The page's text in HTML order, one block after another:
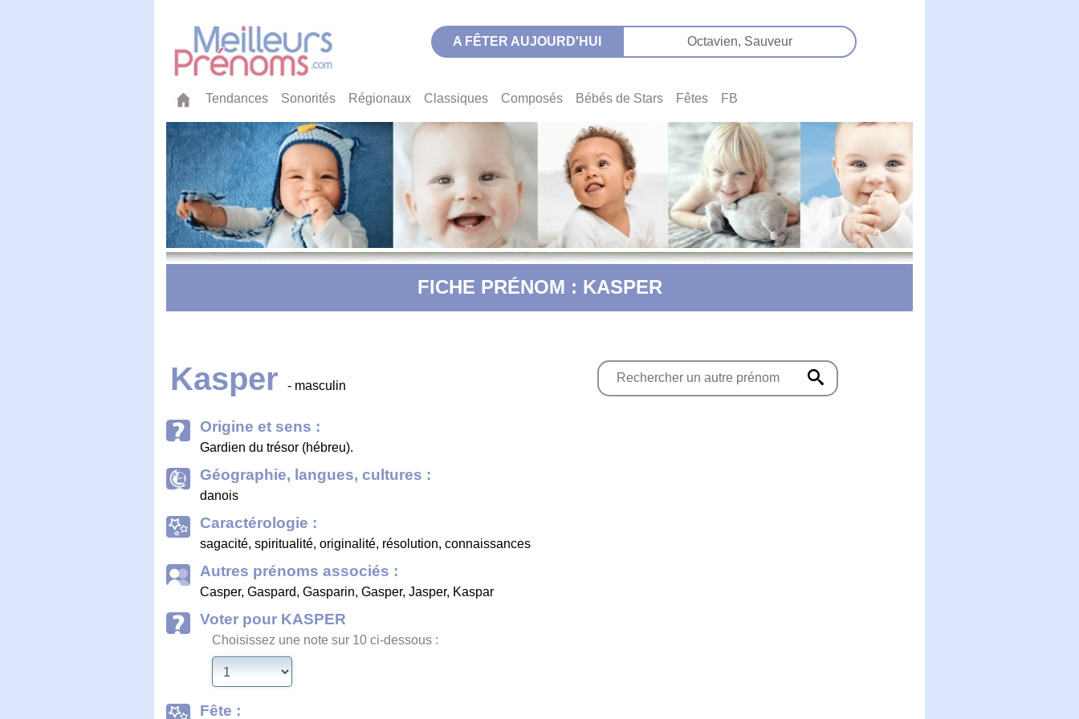
A FÊTER AUJOURD'HUI Octavien, Sauveur
Tendances Sonorités Régionaux Classiques Composés Bébés de Stars Fêtes FB
FICHE PRÉNOM : KASPER
Kasper - masculin
Origine et sens :
Gardien du trésor (hébreu).
Géographie, langues, cultures :
danois
Caractérologie :
sagacité, spiritualité, originalité, résolution, connaissances
Autres prénoms associés :
Casper, Gaspard, Gasparin, Gasper, Jasper, Kaspar
Voter pour KASPER
Choisissez une note sur 10 ci-dessous :
Fête :